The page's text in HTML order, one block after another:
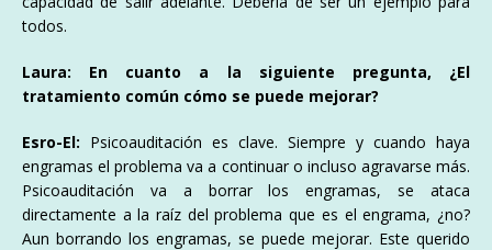
todos.
Laura: En cuanto a la siguiente pregunta, ¿El
tratamiento común cómo se puede mejorar?
Esro-El: Psicoauditación es clave. Siempre y cuando haya
engramas el problema va a continuar o incluso agravarse más.
Psicoauditación va a borrar los engramas, se ataca
directamente a la raíz del problema que es el engrama, ¿no?
Aun borrando los engramas, se puede mejorar. Este querido